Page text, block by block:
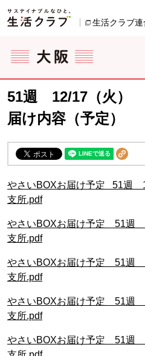
ページの先頭です。
生活クラブ連
ここからサイト内共通メニューで
サイト内共通メニューをスキップ
サイト内共通メニューここまで。
51週 12/17（火）
届け内容（予定）
やさいBOXお届け予定 51週
支所.pdf
やさいBOXお届け予定 51週
支所.pdf
やさいBOXお届け予定 51週
支所.pdf
やさいBOXお届け予定 51週
支所.pdf
やさいBOXお届け予定 51週